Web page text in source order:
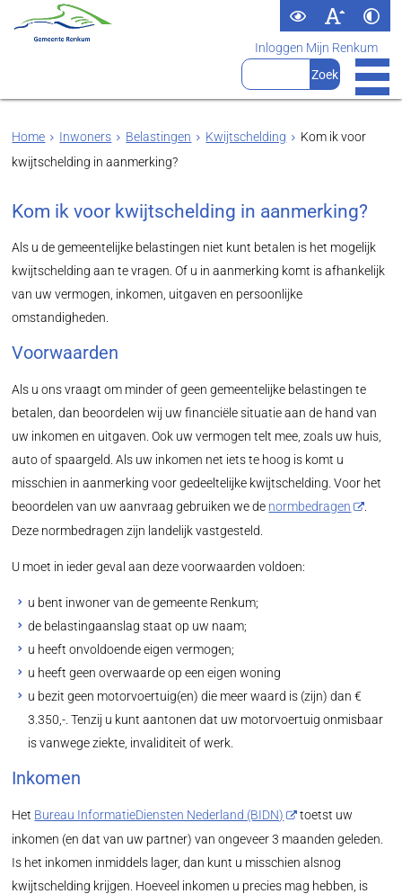
Inloggen Mijn Renkum
Home Inwoners Belastingen Kwijtschelding
Kom ik voor
kwijtschelding in aanmerking?
Kom ik voor kwijtschelding in aanmerking?
Als u de gemeentelijke belastingen niet kunt betalen is het mogelijk
kwijtschelding aan te vragen. Of u in aanmerking komt is afhankelijk
van uw vermogen, inkomen, uitgaven en persoonlijke
omstandigheden.
Voorwaarden
Als u ons vraagt om minder of geen gemeentelijke belastingen te
betalen, dan beoordelen wij uw financiële situatie aan de hand van
uw inkomen en uitgaven. Ook uw vermogen telt mee, zoals uw huis,
auto of spaargeld. Als uw inkomen net iets te hoog is komt u
misschien in aanmerking voor gedeeltelijke kwijtschelding. Voor het
beoordelen van uw aanvraag gebruiken we de normbedragen
Deze normbedragen zijn landelijk vastgesteld.
U moet in ieder geval aan deze voorwaarden voldoen:
u bent inwoner van de gemeente Renkum;
de belastingaanslag staat op uw naam;
u heeft onvoldoende eigen vermogen;
u heeft geen overwaarde op een eigen woning
u bezit geen motorvoertuig(en) die meer waard is (zijn) dan €
3.350,-. Tenzij u kunt aantonen dat uw motorvoertuig onmisbaar
is vanwege ziekte, invaliditeit of werk.
Inkomen
Het Bureau InformatieDiensten Nederland (BIDN)
toetst uw
inkomen (en dat van uw partner) van ongeveer 3 maanden geleden.
Is het inkomen inmiddels lager, dan kunt u misschien alsnog
kwijtschelding krijgen. Hoeveel inkomen u precies mag hebben, is